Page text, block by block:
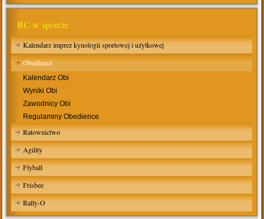
BC w sporcie
Kalendarz imprez kynologii sportowej i użytkowej
Obedience
Kalendarz Obi
Wyniki Obi
Zawodnicy Obi
Regulaminy Obedience
Ratownictwo
Agility
Flyball
Frisbee
Rally-O